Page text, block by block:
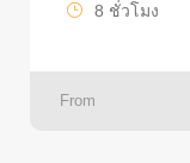
8 ชั่วโมง
From